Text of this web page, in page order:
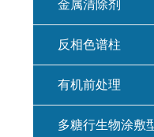
金属清除剂
反相色谱柱
有机前处理
多糖行生物涂敷